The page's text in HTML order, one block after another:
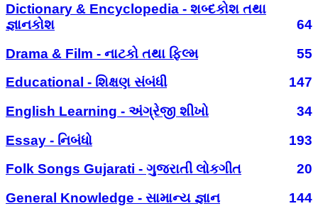
Dictionary & Encyclopedia - શબ્દકોશ તથા
જ્ઞાનકોશ
64
Drama & Film - નાટકો તથા ફિલ્મ
55
Educational - શિક્ષણ સંબંધી
147
English Learning - અંગ્રેજી શીખો
34
Essay - નિબંધો
193
Folk Songs Gujarati - ગુજરાતી લોકગીત
20
General Knowledge - સામાન્ય જ્ઞાન
144